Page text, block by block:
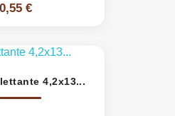
0,55 €
4,2x13...